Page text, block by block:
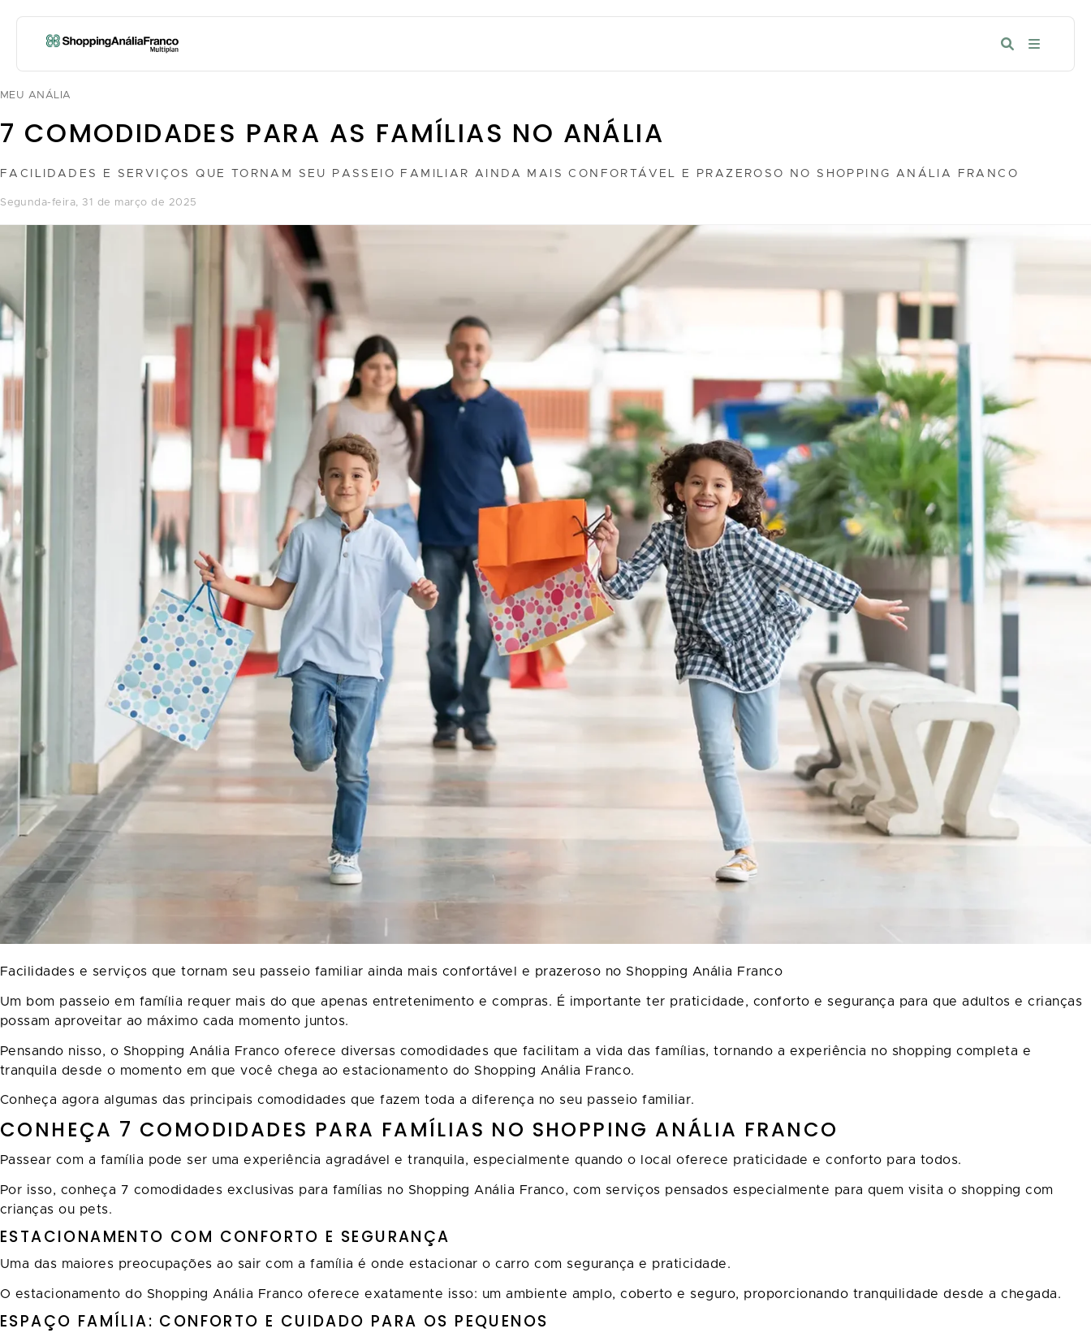
MEU ANÁLIA
7 COMODIDADES PARA AS FAMÍLIAS NO ANÁLIA
FACILIDADES E SERVIÇOS QUE TORNAM SEU PASSEIO FAMILIAR AINDA MAIS CONFORTÁVEL E PRAZEROSO NO SHOPPING ANÁLIA FRANCO
segunda-feira, 31 de março de 2025
Facilidades e serviços que tornam seu passeio familiar ainda mais confortável e prazeroso no Shopping Anália Franco
Um bom passeio em família requer mais do que apenas entretenimento e compras. É importante ter praticidade, conforto e segurança para que adultos e crianças
possam aproveitar ao máximo cada momento juntos.
Pensando nisso, o Shopping Anália Franco oferece diversas comodidades que facilitam a vida das famílias, tornando a experiência no shopping completa e
tranquila desde o momento em que você chega ao estacionamento do Shopping Anália Franco.
Conheça agora algumas das principais comodidades que fazem toda a diferença no seu passeio familiar.
CONHEÇA 7 COMODIDADES PARA FAMÍLIAS NO SHOPPING ANÁLIA FRANCO
Passear com a família pode ser uma experiência agradável e tranquila, especialmente quando o local oferece praticidade e conforto para todos.
Por isso, conheça 7 comodidades exclusivas para famílias no Shopping Anália Franco, com serviços pensados especialmente para quem visita o shopping com
crianças ou pets.
ESTACIONAMENTO COM CONFORTO E SEGURANÇA
Uma das maiores preocupações ao sair com a família é onde estacionar o carro com segurança e praticidade.
O estacionamento do Shopping Anália Franco oferece exatamente isso: um ambiente amplo, coberto e seguro, proporcionando tranquilidade desde a chegada.
ESPAÇO FAMÍLIA: CONFORTO E CUIDADO PARA OS PEQUENOS